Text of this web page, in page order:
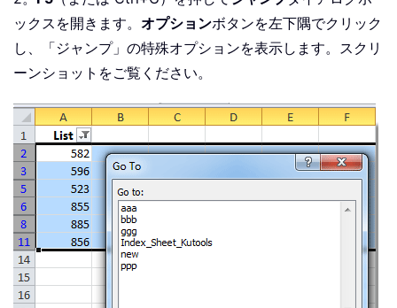
ックスを開きます。 オプションボタンを左下隅でクリック
し、「ジャンプ」の特殊オプションを表示します。スクリ
ーンショットをご覧ください。